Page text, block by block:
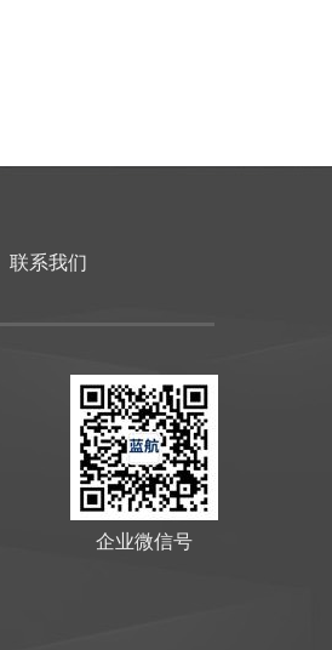
联系我们
企业微信号